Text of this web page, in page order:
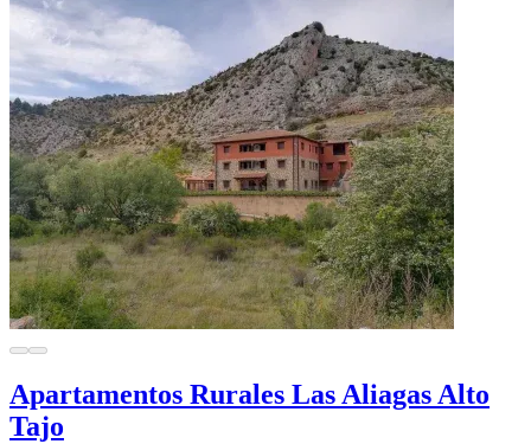
Apartamentos Rurales Las Aliagas Alto
Tajo